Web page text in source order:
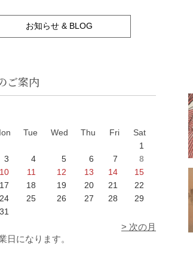
お知らせ & BLOG
ご案内
Tue Wed Thu Fri
Sat
1
3 4 5 6 7
8
10 11 12 13 14
15
17 18 19 20 21
22
24 25 26 27 28
29
31
> 次の月
日になります。